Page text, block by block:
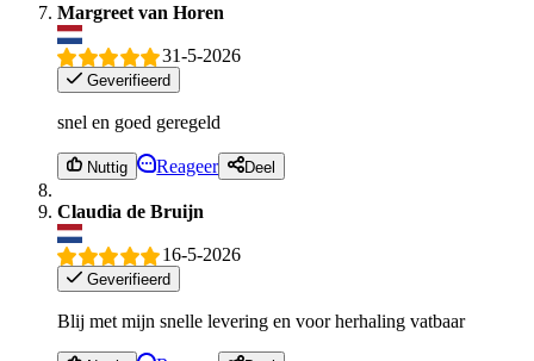
Margreet van Horen
31-5-2026
Geverifieerd
snel en goed geregeld
Nuttig Reageer Deel
Claudia de Bruijn
16-5-2026
Geverifieerd
Blij met mijn snelle levering en voor herhaling vatbaar